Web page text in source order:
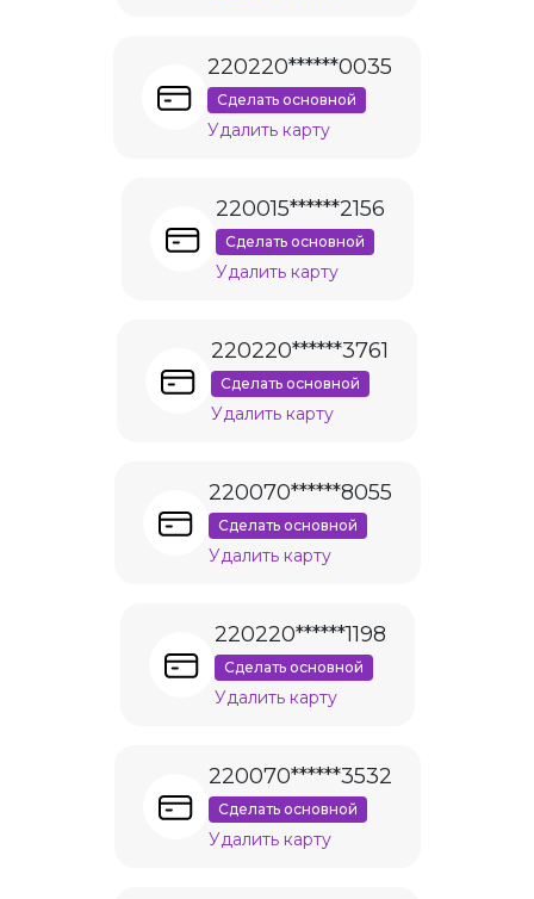
220220******0035
Сделать основной
Удалить карту
220015******2156
Сделать основной
Удалить карту
220220******3761
Сделать основной
Удалить карту
220070******8055
Сделать основной
Удалить карту
220220******1198
Сделать основной
Удалить карту
220070******3532
Сделать основной
Удалить карту